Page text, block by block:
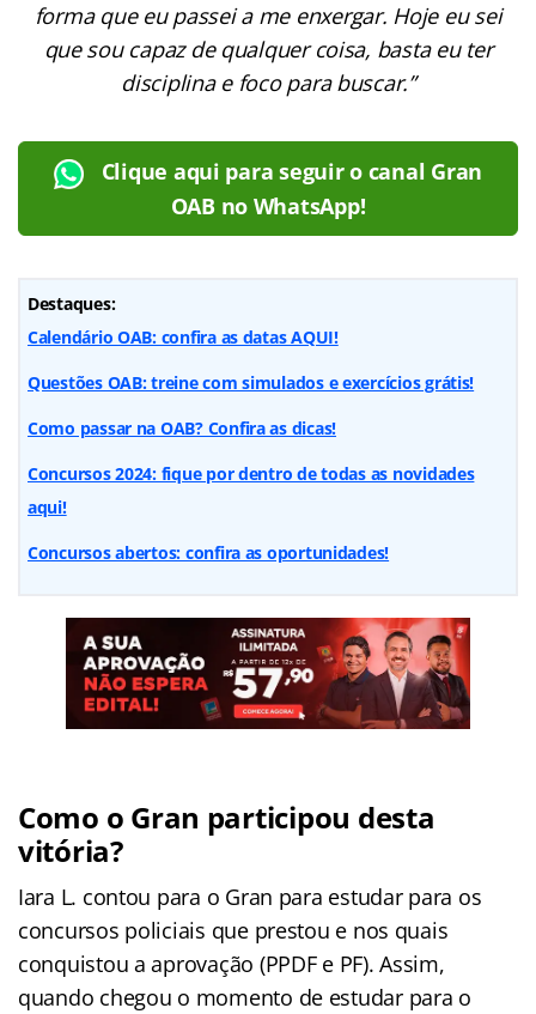
forma que eu passei a me enxergar. Hoje eu sei
que sou capaz de qualquer coisa, basta eu ter
disciplina e foco para buscar.”
Clique aqui para seguir o canal Gran
OAB no WhatsApp!
Destaques:
Calendário OAB: confira as datas AQUI!
Questões OAB: treine com simulados e exercícios grátis!
Como passar na OAB? Confira as dicas!
Concursos 2024: fique por dentro de todas as novidades
aqui!
Concursos abertos: confira as oportunidades!
Como o Gran participou desta
vitória?
Iara L. contou para o Gran para estudar para os
concursos policiais que prestou e nos quais
conquistou a aprovação (PPDF e PF). Assim,
quando chegou o momento de estudar para o